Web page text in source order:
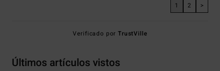
1 2 >
Verificado porTrustVille
Últimos artículos vistos